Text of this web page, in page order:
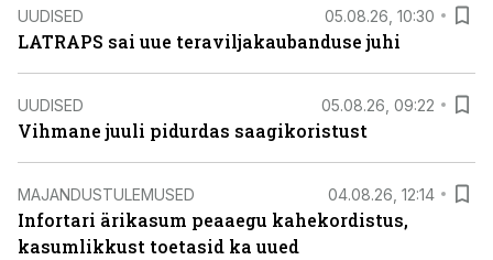
UUDISED 05.08.26, 10:30
LATRAPS sai uue teraviljakaubanduse juhi
UUDISED 05.08.26, 09:22
Vihmane juuli pidurdas saagikoristust
MAJANDUSTULEMUSED 04.08.26, 12:14
Infortari ärikasum peaaegu kahekordistus,
kasumlikkust toetasid ka uued